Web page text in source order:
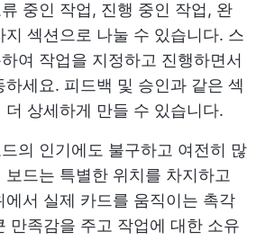
중인 작업, 진행 중인 작업, 완
지 섹션으로 나눌 수 있습니다. 스
여 작업을 지정하고 진행하면서
하세요. 피드백 및 승인과 같은 섹
더 상세하게 만들 수 있습니다.
의 인기에도 불구하고 여전히 많
보드는 특별한 위치를 차지하고
에서 실제 카드를 움직이는 촉각
만족감을 주고 작업에 대한 소유